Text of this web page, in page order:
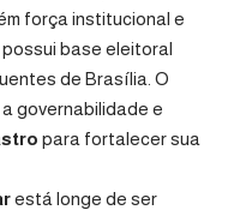
força institucional e
base eleitoral
de Brasília. O
governabilidade e
para fortalecer sua
está longe de ser